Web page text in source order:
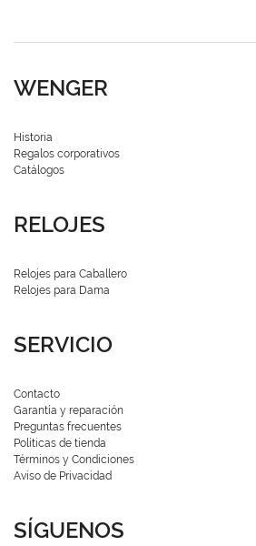
WENGER
Historia
Regalos corporativos
Catálogos
RELOJES
Relojes para Caballero
Relojes para Dama
SERVICIO
Contacto
Garantía y reparación
Preguntas frecuentes
Políticas de tienda
Términos y Condiciones
Aviso de Privacidad
SÍGUENOS